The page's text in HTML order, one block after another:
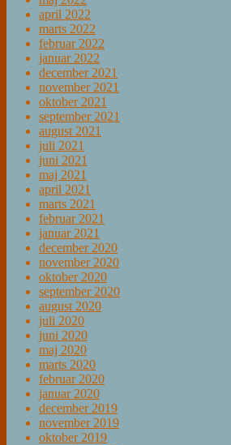
april 2022
marts 2022
februar 2022
januar 2022
december 2021
november 2021
oktober 2021
september 2021
august 2021
juli 2021
juni 2021
maj 2021
april 2021
marts 2021
februar 2021
januar 2021
december 2020
november 2020
oktober 2020
september 2020
august 2020
juli 2020
juni 2020
maj 2020
marts 2020
februar 2020
januar 2020
december 2019
november 2019
oktober 2019